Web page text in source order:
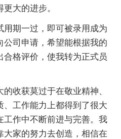
大的进步。
用期一过，即可被录用成为
司申请，希望能根据我的
格评价，使我转为正式员
收获莫过于在敬业精神、
、工作能力上都得到了很大
工作中不断前进与完善。我
大家的努力去创造，相信在